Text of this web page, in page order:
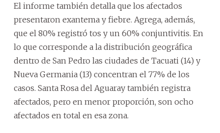
El informe también detalla que los afectados
presentaron exantema y fiebre. Agrega, además,
que el 80% registró tos y un 60% conjuntivitis. En
lo que corresponde a la distribución geográfica
dentro de San Pedro las ciudades de Tacuati (14) y
Nueva Germania (13) concentran el 77% de los
casos. Santa Rosa del Aguaray también registra
afectados, pero en menor proporción, son ocho
afectados en total en esa zona.